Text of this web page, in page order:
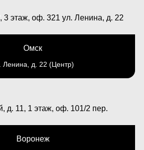
Омск
Ленина, д. 22 (Центр)
Воронеж